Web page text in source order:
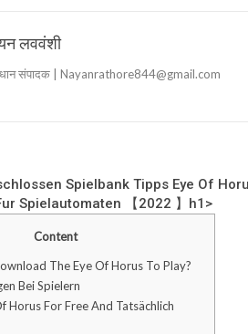
लववंशी
संपादक | Nayanrathore844@gmail.com
Spielbank Tipps Eye Of
Spielautomaten 【2022 】h1>
Content
The Eye Of Horus To Play?
Bei Spielern
Horus For Free And Tatsächlich